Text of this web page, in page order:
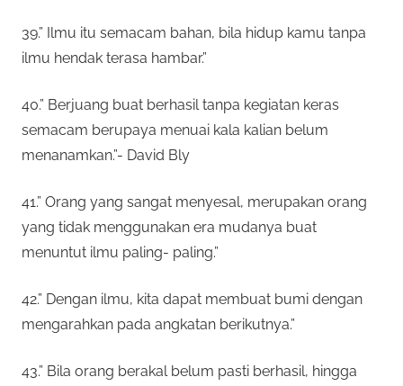
39.” Ilmu itu semacam bahan, bila hidup kamu tanpa
ilmu hendak terasa hambar.”
40.” Berjuang buat berhasil tanpa kegiatan keras
semacam berupaya menuai kala kalian belum
menanamkan.”- David Bly
41.” Orang yang sangat menyesal, merupakan orang
yang tidak menggunakan era mudanya buat
menuntut ilmu paling- paling.”
42.” Dengan ilmu, kita dapat membuat bumi dengan
mengarahkan pada angkatan berikutnya.”
43.” Bila orang berakal belum pasti berhasil, hingga